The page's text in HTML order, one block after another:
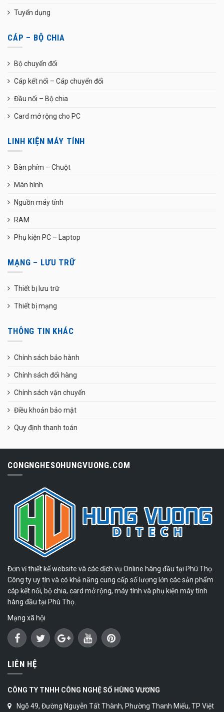
Tuyển dụng
CÁP – BỘ CHIA
Bộ chuyển đổi
Cáp kết nối – Cáp chuyển đổi
Đầu nối – Bộ chia
Card mở rộng cho PC
LINH KIỆN MÁY TÍNH
Bàn phím – Chuột
Màn hình
Nguồn máy tính
RAM
Phụ kiện PC – Laptop
MẠNG – LƯU TRỮ
Thiết bị lưu trữ
Thiết bị mạng
THÔNG TIN KHÁC
Chính sách bảo hành
Chính sách đổi hàng
Chính sách vận chuyển
Điều khoản bảo mật
Quy định thanh toán
CONGNGHESOHUNGVUONG.COM
Đơn vị thiết kế website và các dịch vụ Online hàng đầu tại Phú Thọ.
Công ty uy tín và có khả năng cung cấp số lượng lớn các sản phẩm
cáp kết nối, bộ chia, card mở rộng, máy tính và phụ kiện máy tính
hàng đầu tại Phú Thọ.
Mạng xã hội
LIÊN HỆ
CÔNG TY TNHH CÔNG NGHỆ SỐ HÙNG VƯƠNG
Ngõ 49, Đường Nguyễn Tất Thành, Phường Thanh Miếu, TP Việt